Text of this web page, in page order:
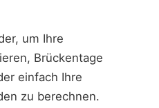
um Ihre
Brückentage
einfach Ihre
zu berechnen.